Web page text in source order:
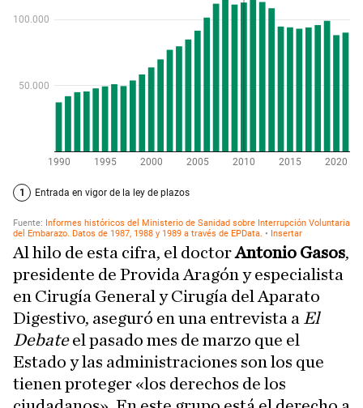
Al hilo de esta cifra, el doctorAntonio Gasos,
presidente de Provida Aragón y especialista
en Cirugía General y Cirugía del Aparato
Digestivo, aseguró en una entrevista a El
Debateel pasado mes de marzo que el
Estado y las administraciones son los que
tienen proteger «los derechos de los